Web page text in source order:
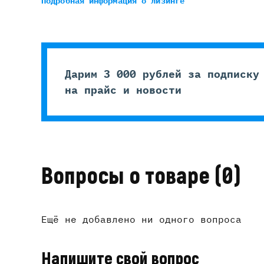
Дарим 3 000 рублей за подписку
на прайс и новости
Вопросы о товаре (0)
Ещё не добавлено ни одного вопроса
Напишите свой вопрос